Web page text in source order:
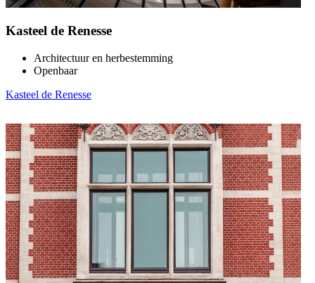
Kasteel de Renesse
Architectuur en herbestemming
Openbaar
Kasteel de Renesse